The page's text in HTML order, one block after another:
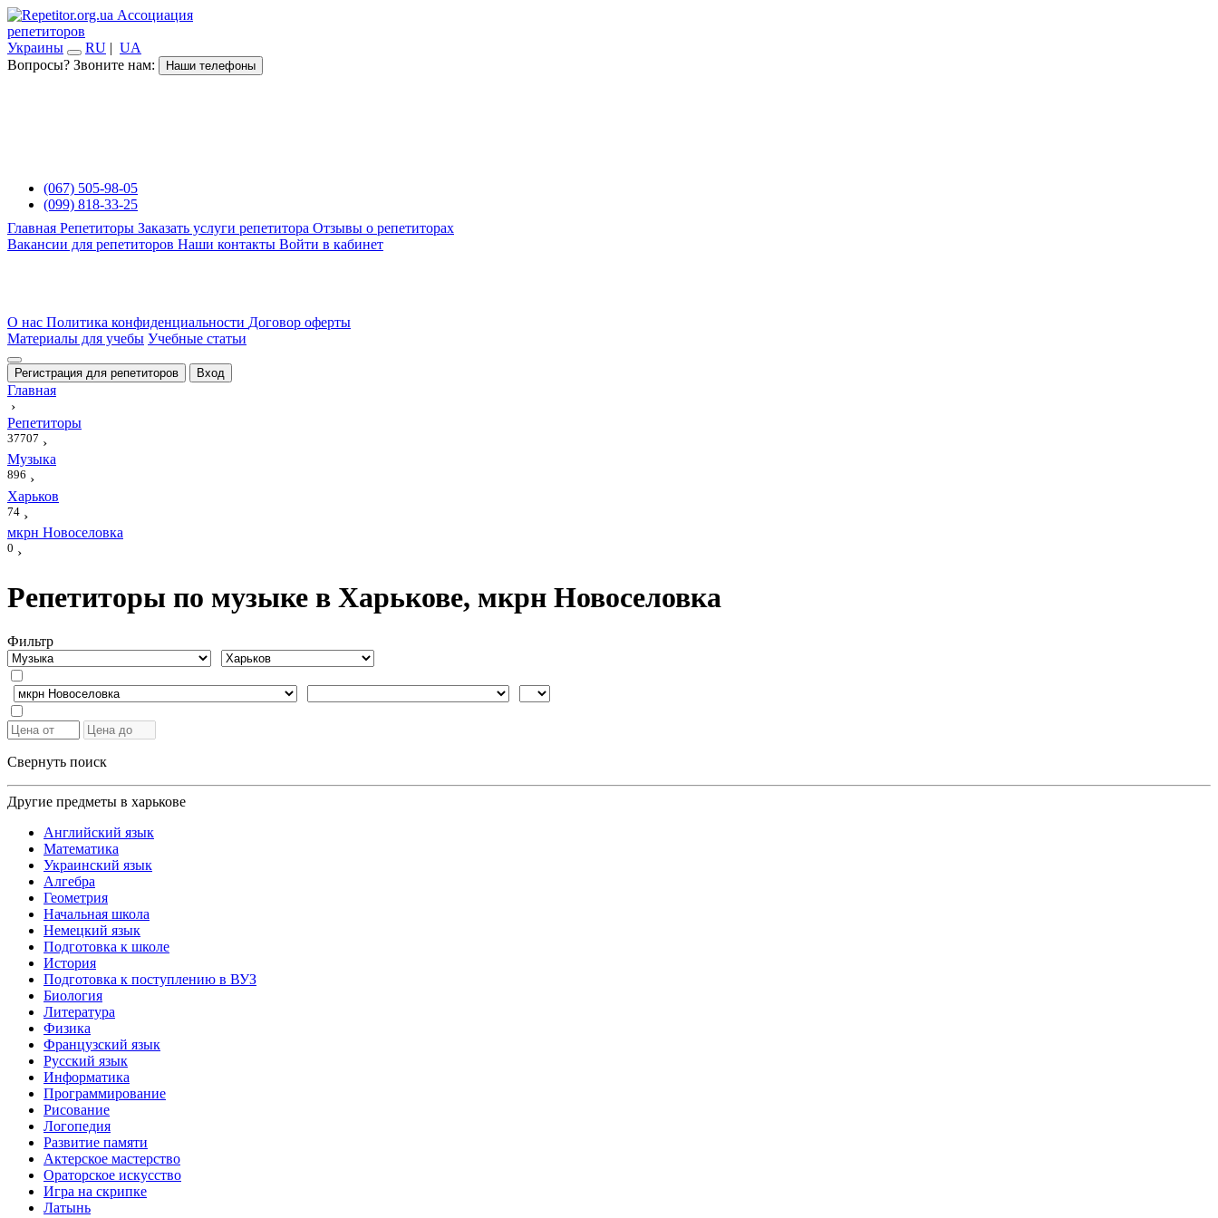
Ассоциация
репетиторов
Украины
RU | UA
Вопросы? Звоните нам:
Наши телефоны
(067) 505-98-05
(099) 818-33-25
Главная Репетиторы Заказать услуги репетитора Отзывы о репетиторах
Вакансии для репетиторов Наши контакты Войти в кабинет
О нас Политика конфиденциальности Договор оферты
Материалы для учебы Учебные статьи
Регистрация для репетиторов Вход
Главная
›
Репетиторы
37707 ›
Музыка
896 ›
Харьков
74 ›
мкрн Новоселовка
0 ›
Репетиторы по музыке в Харькове, мкрн Новоселовка
Фильтр
Свернуть поиск
Другие предметы в харькове
Английский язык
Математика
Украинский язык
Алгебра
Геометрия
Начальная школа
Немецкий язык
Подготовка к школе
История
Подготовка к поступлению в ВУЗ
Биология
Литература
Физика
Французский язык
Русский язык
Информатика
Программирование
Рисование
Логопедия
Развитие памяти
Актерское мастерство
Ораторское искусство
Игра на скрипке
Латынь